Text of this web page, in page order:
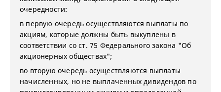
очередности:
в первую очередь осуществляются выплаты по
акциям, которые должны быть выкуплены в
соответствии со ст. 75 Федерального закона "Об
акционерных обществах";
во вторую очередь осуществляются выплаты
начисленных, но не выплаченных дивидендов по